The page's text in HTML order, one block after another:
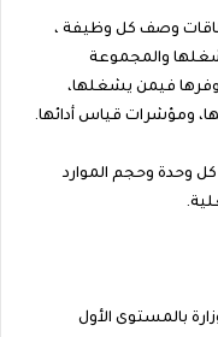
وصف كل وظيفة ،
والمجموعة
توفرها فيمن يشغلها،
ومؤشرات قياس أدائها.
وحدة وحجم الموارد
بالمستوى الأول